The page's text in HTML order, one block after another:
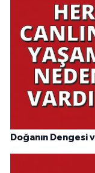
Doğanın Dengesi